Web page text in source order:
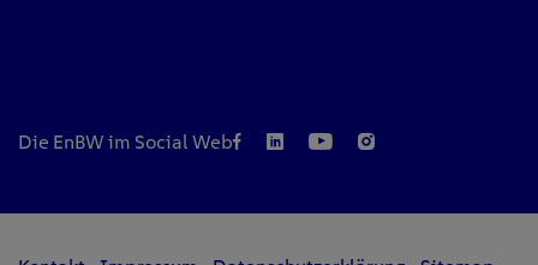
Die EnBW im Social Web